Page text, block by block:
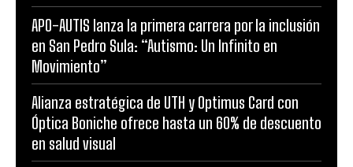
APO-AUTIS lanza la primera carrera por la inclusión
en San Pedro Sula: “Autismo: Un Infinito en
Movimiento”
Alianza estratégica de UTH y Optimus Card con
Óptica Boniche ofrece hasta un 60% de descuento
en salud visual